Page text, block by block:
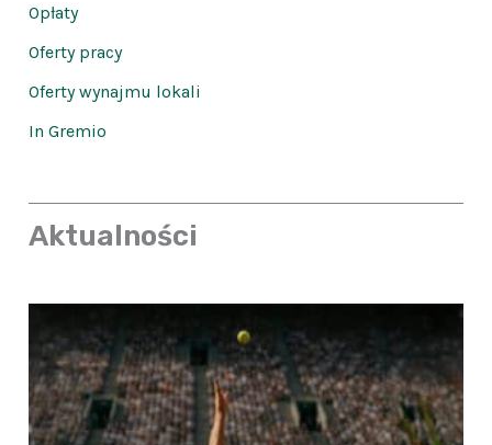
Opłaty
Oferty pracy
Oferty wynajmu lokali
In Gremio
Aktualności